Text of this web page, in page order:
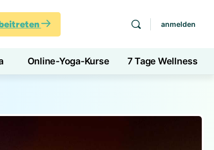
anmelden
Online-Yoga-Kurse 7 Tage Wellness